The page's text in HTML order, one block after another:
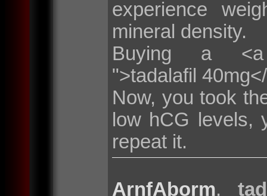
experience
mineral density.
Buying a <a
">tadalafil
Now, you took
low hCG levels,
repeat it.
ArnfAborm,